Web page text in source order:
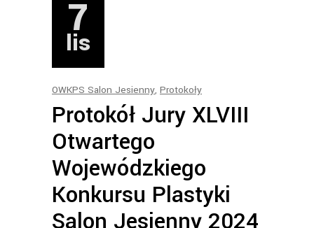
7
lis
OWKPS Salon Jesienny, Protokoły
Protokół Jury XLVIII
Otwartego
Wojewódzkiego
Konkursu Plastyki
Salon Jesienny 2024